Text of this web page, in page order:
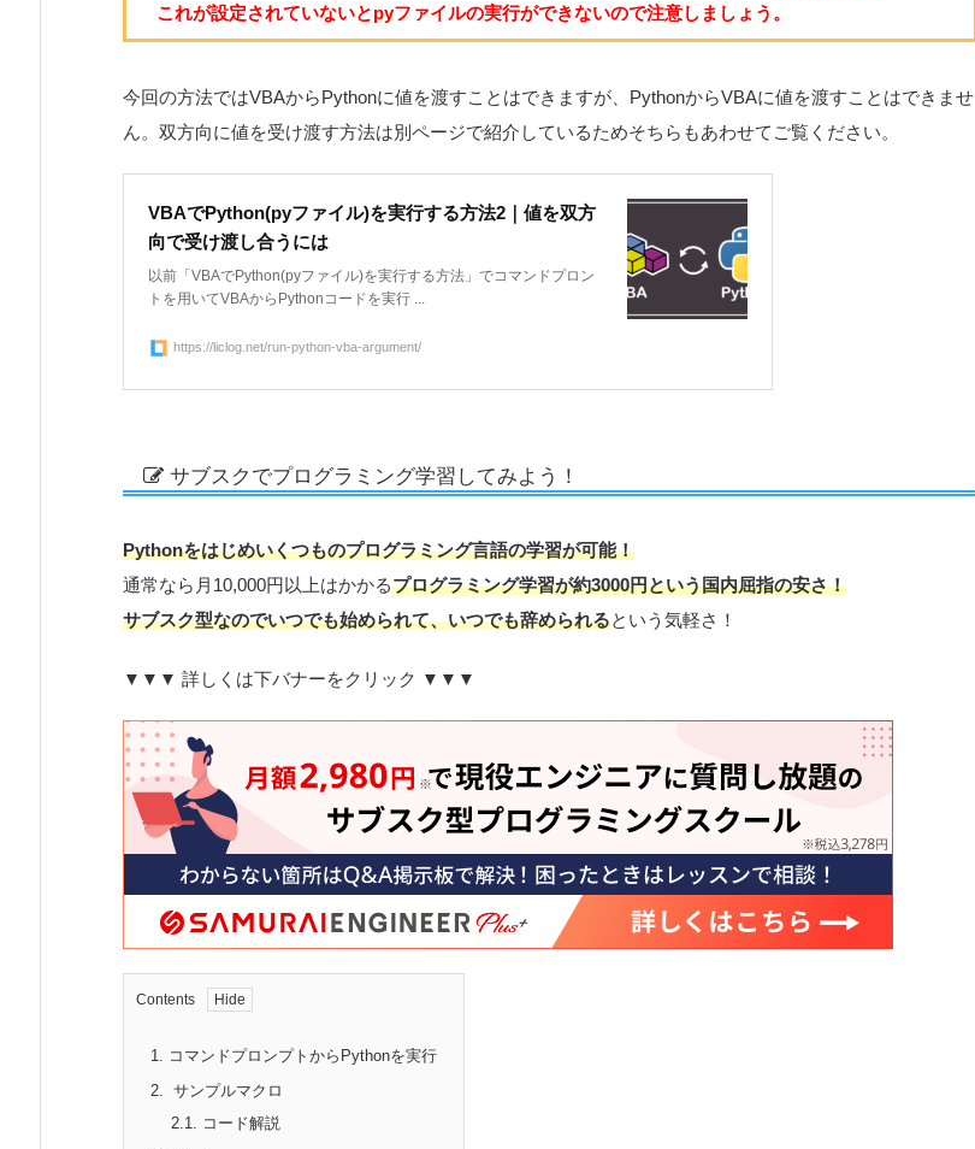
これが設定されていないとpyファイルの実行ができないので注意しましょう。
今回の方法ではVBAからPythonに値を渡すことはできますが、PythonからVBAに値を渡すことはできませ
ん。双方向に値を受け渡す方法は別ページで紹介しているためそちらもあわせてご覧ください。
VBAでPython(pyファイル)を実行する方法2｜値を双方
向で受け渡し合うには
以前「VBAでPython(pyファイル)を実行する方法」でコマンドプロン
トを用いてVBAからPythonコードを実行 ...
https://liclog.net/run-python-vba-argument/
サブスクでプログラミング学習してみよう！
Pythonをはじめいくつものプログラミング言語の学習が可能！
通常なら月10,000円以上はかかるプログラミング学習が約3000円という国内屈指の安さ！
サブスク型なのでいつでも始められて、いつでも辞められるという気軽さ！
▼▼▼ 詳しくは下バナーをクリック ▼▼▼
Contents
1.
コマンドプロンプトからPythonを実行
2.
サンプルマクロ
2.1.
コード解説